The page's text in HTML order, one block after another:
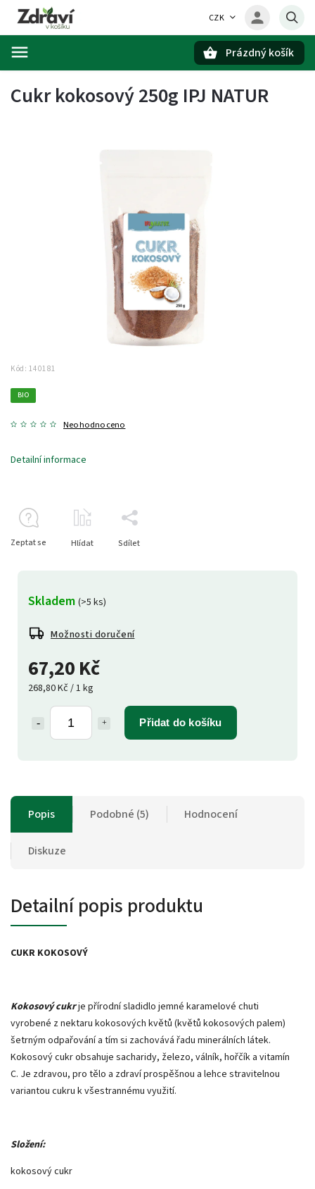
CZK
Prázdný košík
Cukr kokosový 250g IPJ NATUR
Kód: 140181
BIO
Neohodnoceno
67,20 Kč
268,80 Kč / 1 kg
Přidat do košíku
Skladem (>5 ks)
Možnosti doručení
Detailní informace
Zeptat se Hlídat Sdílet
Popis Podobné (5) Hodnocení
Diskuze
Detailní popis produktu
CUKR KOKOSOVÝ
Kokosový cukrje přírodní sladidlo jemné karamelové chuti
vyrobené z nektaru kokosových květů (květů kokosových palem)
šetrným odpařování a tím si zachovává řadu minerálních látek.
Kokosový cukr obsahuje sacharidy, železo, válník, hořčík a vitamín
C. Je zdravou, pro tělo a zdraví prospěšnou a lehce stravitelnou
variantou cukru k všestrannému využití.
Složení:
kokosový cukr